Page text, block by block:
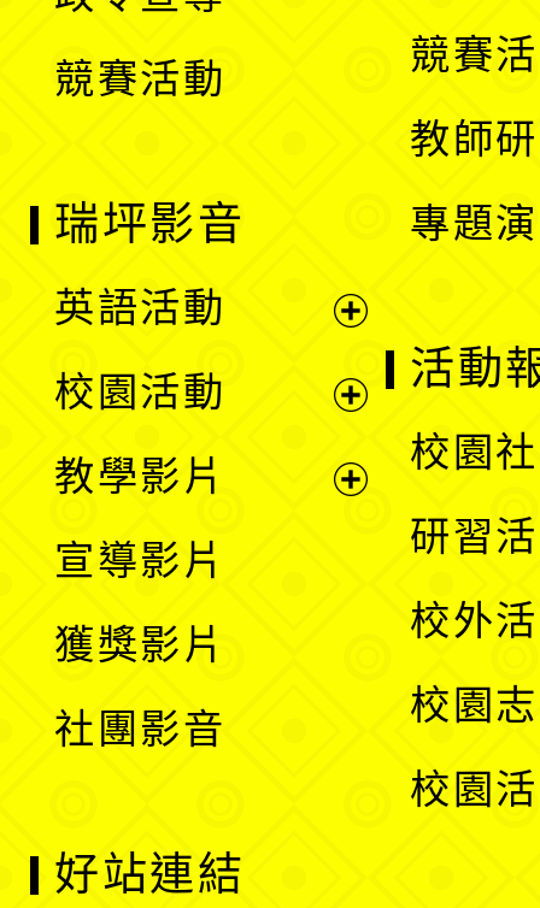
競賽活動
競賽
教師
專題
瑞坪影音
英語活動
選
校園活動
教學影片
宣導影片
獲獎影片
社團影音
活動
校園
研習
校外
校園
校園
好站連結